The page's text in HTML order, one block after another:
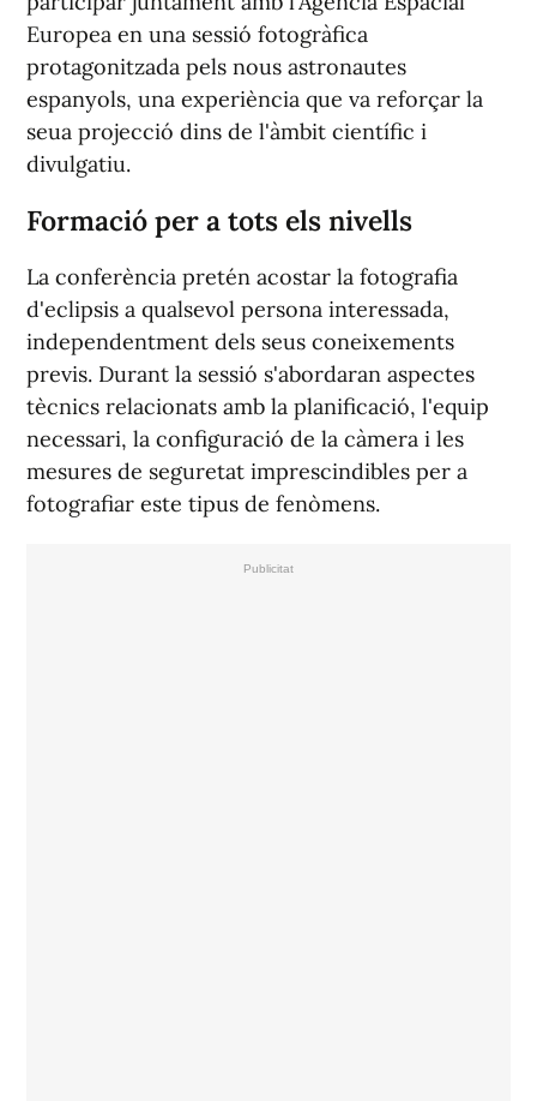
Europea en una sessió fotogràfica
protagonitzada pels nous astronautes
espanyols, una experiència que va reforçar la
seua projecció dins de l'àmbit científic i
divulgatiu.
Formació per a tots els nivells
La conferència pretén acostar la fotografia
d'eclipsis a qualsevol persona interessada,
independentment dels seus coneixements
previs. Durant la sessió s'abordaran aspectes
tècnics relacionats amb la planificació, l'equip
necessari, la configuració de la càmera i les
mesures de seguretat imprescindibles per a
fotografiar este tipus de fenòmens.